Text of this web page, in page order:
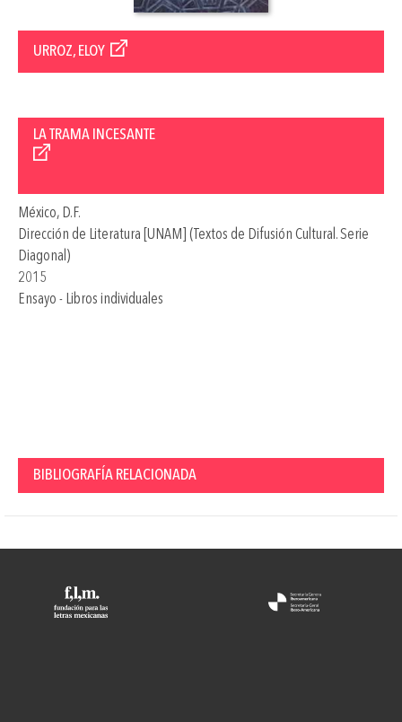
URROZ, ELOY
LA TRAMA INCESANTE
México, D.F.
Dirección de Literatura [UNAM] (Textos de Difusión Cultural. Serie
Diagonal)
2015
Ensayo - Libros individuales
BIBLIOGRAFÍA RELACIONADA